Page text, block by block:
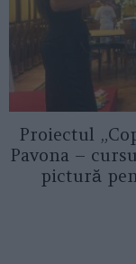
Proiectul
Pavona –
pictură